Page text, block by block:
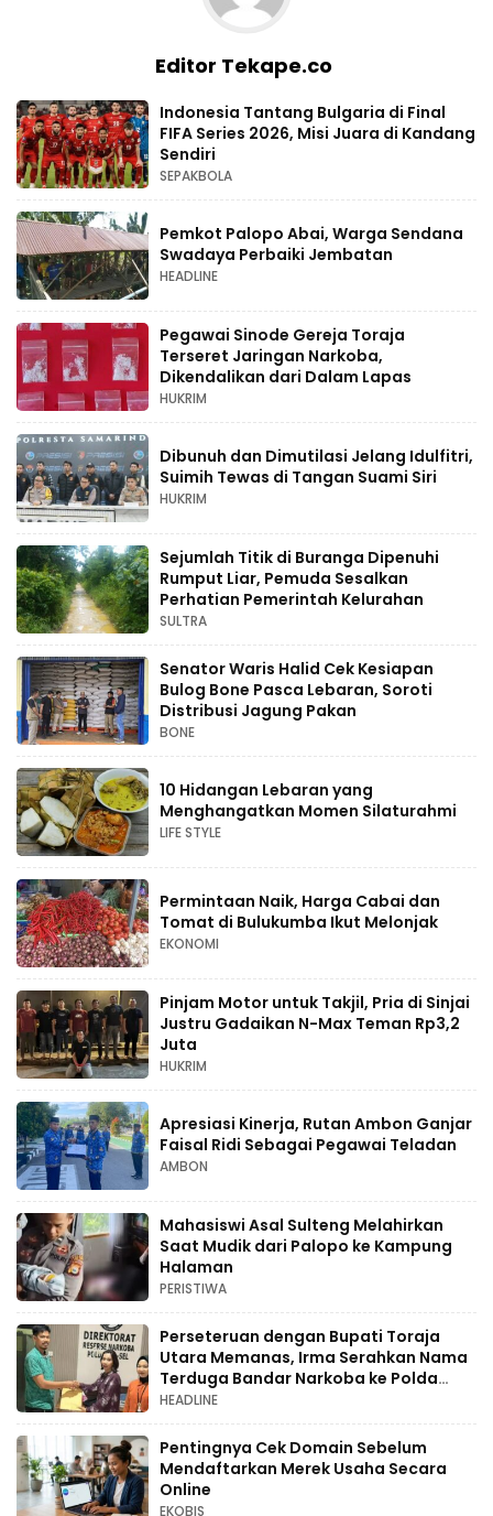
Editor Tekape.co
Indonesia Tantang Bulgaria di Final
FIFA Series 2026, Misi Juara di Kandang
Sendiri
SEPAKBOLA
Pemkot Palopo Abai, Warga Sendana
Swadaya Perbaiki Jembatan
HEADLINE
Pegawai Sinode Gereja Toraja
Terseret Jaringan Narkoba,
Dikendalikan dari Dalam Lapas
HUKRIM
Dibunuh dan Dimutilasi Jelang Idulfitri,
Suimih Tewas di Tangan Suami Siri
HUKRIM
Sejumlah Titik di Buranga Dipenuhi
Rumput Liar, Pemuda Sesalkan
Perhatian Pemerintah Kelurahan
SULTRA
Senator Waris Halid Cek Kesiapan
Bulog Bone Pasca Lebaran, Soroti
Distribusi Jagung Pakan
BONE
10 Hidangan Lebaran yang
Menghangatkan Momen Silaturahmi
LIFE STYLE
Permintaan Naik, Harga Cabai dan
Tomat di Bulukumba Ikut Melonjak
EKONOMI
Pinjam Motor untuk Takjil, Pria di Sinjai
Justru Gadaikan N-Max Teman Rp3,2
Juta
HUKRIM
Apresiasi Kinerja, Rutan Ambon Ganjar
Faisal Ridi Sebagai Pegawai Teladan
AMBON
Mahasiswi Asal Sulteng Melahirkan
Saat Mudik dari Palopo ke Kampung
Halaman
PERISTIWA
Perseteruan dengan Bupati Toraja
Utara Memanas, Irma Serahkan Nama
Terduga Bandar Narkoba ke Polda
Sulsel
HEADLINE
Pentingnya Cek Domain Sebelum
Mendaftarkan Merek Usaha Secara
Online
EKOBIS